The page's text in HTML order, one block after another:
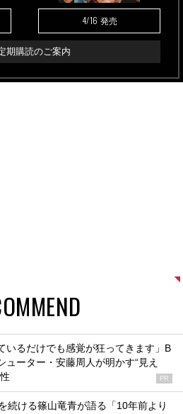
4/16 発売
期購読のご案内
いるだけでも感覚が狂ってきます」B
ューター・安藤周人が明かす“見え
PR
続ける篠山竜青が語る「10年前より